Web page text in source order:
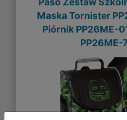
Maska Tornister
Piórnik PP26ME-
PP26ME-